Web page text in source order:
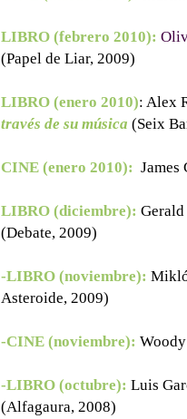
LIBRO (febrero 2010):
(Papel de Liar, 2009)
LIBRO (enero 2010): Alex
través de su música (Seix
CINE (enero 2010): James
LIBRO (diciembre):
(Debate, 2009)
-LIBRO (noviembre):
Asteroide, 2009)
-CINE (noviembre):
-LIBRO (octubre): Luis
(Alfagaura, 2008)